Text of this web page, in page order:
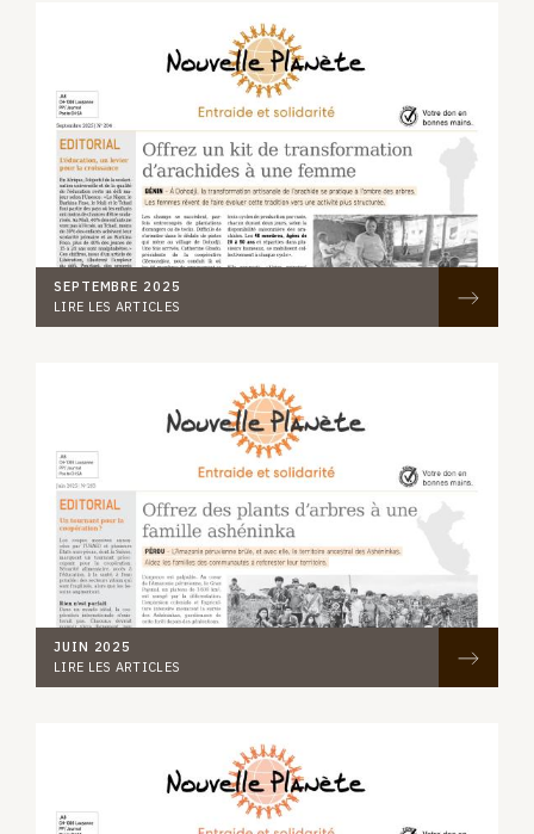
SEPTEMBRE 2025
LIRE LES ARTICLES
JUIN 2025
LIRE LES ARTICLES